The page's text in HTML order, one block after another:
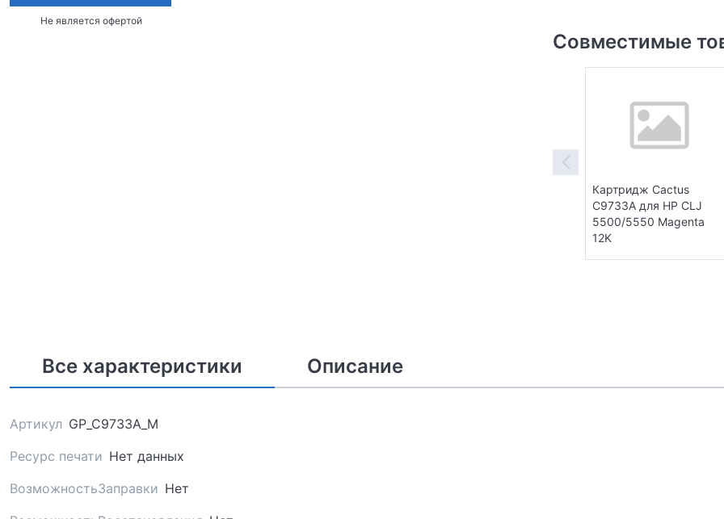
Не является офертой
Совместимые
Картридж Cactus
C9733A для HP CLJ
5500/5550 Magenta
12K
Все характеристики Описание
Артикул GP_C9733A_M
Ресурс печати Нет данных
ВозможностьЗаправки Нет